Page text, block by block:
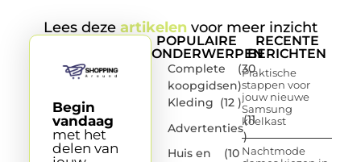
Lees deze artikelen voor meer inzicht
POPULAIRE
ONDERWERPEN
Complete
koopgidsen
(30
)
Kleding (12 )
Advertenties
(11
)
Huis en
(10
RECENTE
BERICHTEN
Praktische
stappen voor
jouw nieuwe
Samsung
koelkast
Nachtmode
Begin
vandaag
met het
delen van